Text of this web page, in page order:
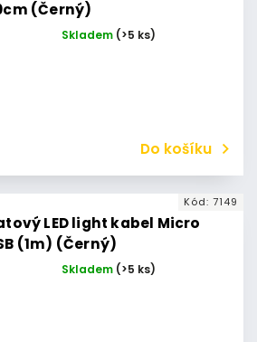
(Černý)
Skladem (>5 ks)
Do košíku
LED light kabel Micro
(1m) (Černý)
Skladem (>5 ks)
Kód: 7149